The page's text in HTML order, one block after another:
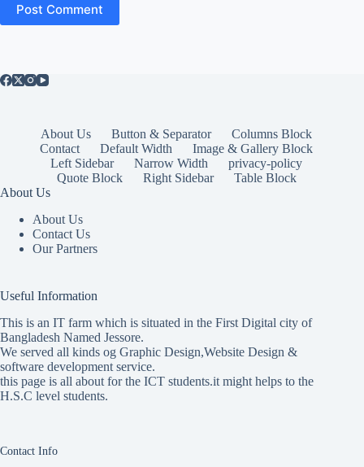
Post Comment
About Us Button & Separator
Columns Block
Contact
Default Width
Image & Gallery Block
Left Sidebar
Narrow Width
privacy-policy
Quote Block
Right Sidebar
Table Block
About Us
About Us
Contact Us
Our Partners
Useful Information
This is an IT farm which is situated in the First Digital city of
Bangladesh Named Jessore.
We served all kinds og Graphic Design,Website Design &
software development service.
this page is all about for the ICT students.it might helps to the
H.S.C level students.
Contact Info